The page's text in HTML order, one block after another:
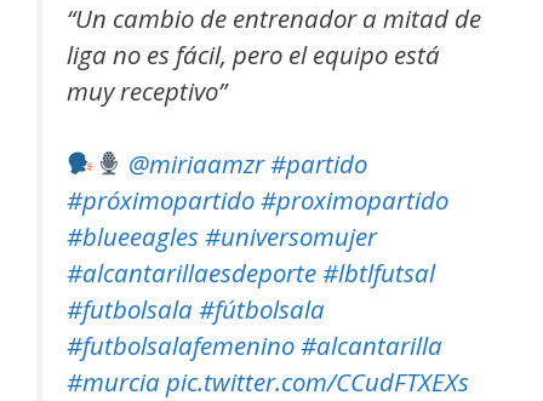
“Un cambio de entrenador a mitad de
liga no es fácil, pero el equipo está
muy receptivo”
@miriaamzr#partido
#próximopartido#proximopartido
#blueeagles#universomujer
#alcantarillaesdeporte#lbtlfutsal
#futbolsala #fútbolsala
#futbolsalafemenino#alcantarilla
#murcia pic.twitter.com/CCudFTXEXs